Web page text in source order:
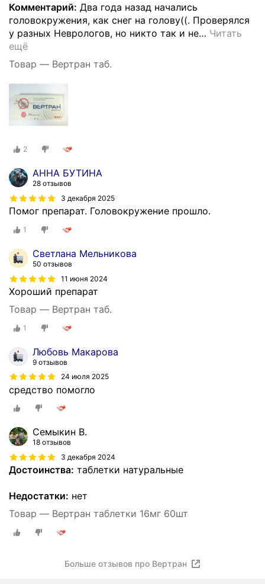
Комментарий: Два года назад начались
головокружения, как снег на голову((. Проверялся
у разных Неврологов, но никто так и не… Читать
ещё
Товар — Вертран таб.
2
АННА БУТИНА
28 отзывов
3 декабря 2025
Помог препарат. Головокружение прошло.
1
Светлана Мельникова
50 отзывов
11 июня 2024
Хороший препарат
Товар — Вертран таб.
1
Любовь Макарова
9 отзывов
24 июля 2025
средство помогло
Семыкин В.
18 отзывов
3 декабря 2024
Достоинства: таблетки натуральные
Недостатки: нет
Товар — Вертран таблетки 16мг 60шт
Больше отзывов про Вертран